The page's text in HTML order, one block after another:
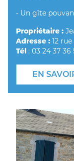
- Un gîte
Propriétaire :
Adresse : 12
Tél : 03 24 37 36
EN